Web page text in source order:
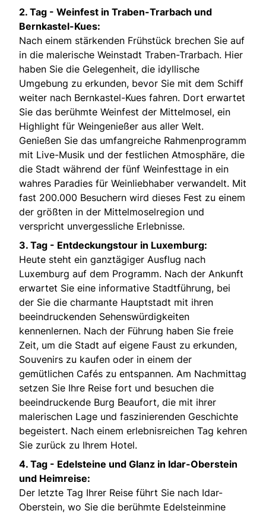
2. Tag - Weinfest in Traben-Trarbach und
Bernkastel-Kues:
Nach einem stärkenden Frühstück brechen Sie auf
in die malerische Weinstadt Traben-Trarbach. Hier
haben Sie die Gelegenheit, die idyllische
Umgebung zu erkunden, bevor Sie mit dem Schiff
weiter nach Bernkastel-Kues fahren. Dort erwartet
Sie das berühmte Weinfest der Mittelmosel, ein
Highlight für Weingenießer aus aller Welt.
Genießen Sie das umfangreiche Rahmenprogramm
mit Live-Musik und der festlichen Atmosphäre, die
die Stadt während der fünf Weinfesttage in ein
wahres Paradies für Weinliebhaber verwandelt. Mit
fast 200.000 Besuchern wird dieses Fest zu einem
der größten in der Mittelmoselregion und
verspricht unvergessliche Erlebnisse.
3. Tag - Entdeckungstour in Luxemburg:
Heute steht ein ganztägiger Ausflug nach
Luxemburg auf dem Programm. Nach der Ankunft
erwartet Sie eine informative Stadtführung, bei
der Sie die charmante Hauptstadt mit ihren
beeindruckenden Sehenswürdigkeiten
kennenlernen. Nach der Führung haben Sie freie
Zeit, um die Stadt auf eigene Faust zu erkunden,
Souvenirs zu kaufen oder in einem der
gemütlichen Cafés zu entspannen. Am Nachmittag
setzen Sie Ihre Reise fort und besuchen die
beeindruckende Burg Beaufort, die mit ihrer
malerischen Lage und faszinierenden Geschichte
begeistert. Nach einem erlebnisreichen Tag kehren
Sie zurück zu Ihrem Hotel.
4. Tag - Edelsteine und Glanz in Idar-Oberstein
und Heimreise:
Der letzte Tag Ihrer Reise führt Sie nach Idar-
Oberstein, wo Sie die berühmte Edelsteinmine